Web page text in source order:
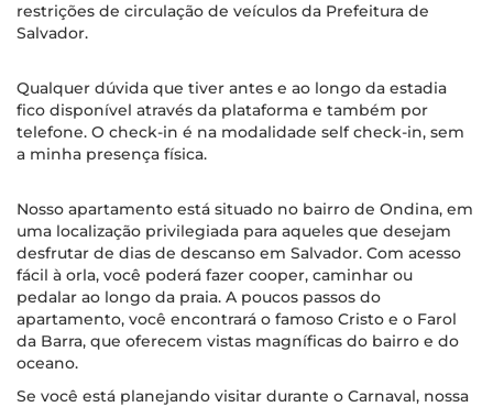
restrições de circulação de veículos da Prefeitura de
Salvador.
Qualquer dúvida que tiver antes e ao longo da estadia
fico disponível através da plataforma e também por
telefone. O check-in é na modalidade self check-in, sem
a minha presença física.
Nosso apartamento está situado no bairro de Ondina, em
uma localização privilegiada para aqueles que desejam
desfrutar de dias de descanso em Salvador. Com acesso
fácil à orla, você poderá fazer cooper, caminhar ou
pedalar ao longo da praia. A poucos passos do
apartamento, você encontrará o famoso Cristo e o Farol
da Barra, que oferecem vistas magníficas do bairro e do
oceano.
Se você está planejando visitar durante o Carnaval, nossa